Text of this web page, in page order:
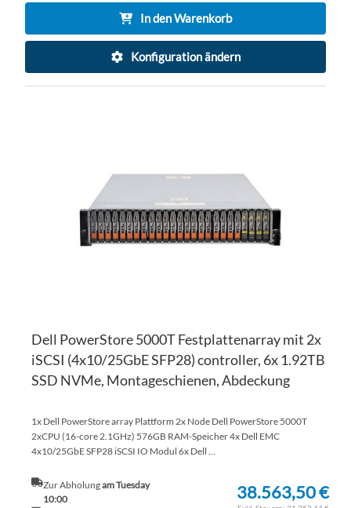
In den Warenkorb
Konfiguration ändern
Dell PowerStore 5000T Festplattenarray mit 2x
iSCSI (4x10/25GbE SFP28) controller, 6x 1.92TB
SSD NVMe, Montageschienen, Abdeckung
1x Dell PowerStore array Plattform 2x Node Dell PowerStore 5000T
2xCPU (16-core 2.1GHz) 576GB RAM-Speicher 4x Dell EMC
4x10/25GbE SFP28 iSCSI IO Modul 6x Dell ...
Zur Abholungam Tuesday
10:00
38.563,50 €